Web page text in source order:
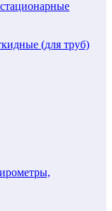
(для труб)